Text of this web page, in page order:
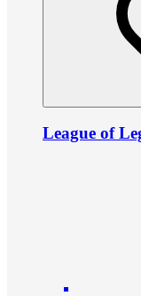
League of